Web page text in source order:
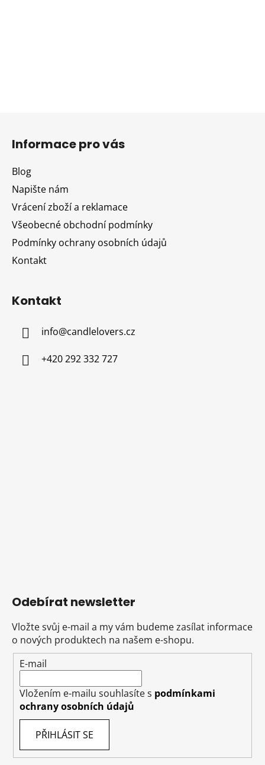
Informace pro vás
Blog
Napište nám
Vrácení zboží a reklamace
Všeobecné obchodní podmínky
Podmínky ochrany osobních údajů
Kontakt
Kontakt
info@candlelovers.cz
+420 292 332 727
Odebírat newsletter
Vložte svůj e-mail a my vám budeme zasílat informace
o nových produktech na našem e-shopu.
E-mail
Vložením e-mailu souhlasíte s podmínkami
ochrany osobních údajů
PŘIHLÁSIT SE